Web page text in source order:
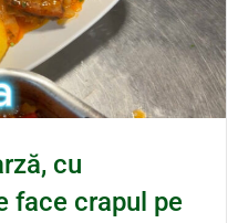
cu
face crapul pe